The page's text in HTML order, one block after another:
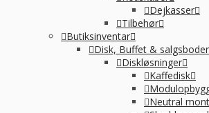
Dejkasser
Tilbehør
Butiksinventar
Disk, Buffet & salgsboder
Diskløsninger
Kaffedisk
Neutral